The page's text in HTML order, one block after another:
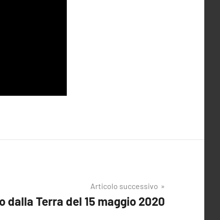
Articolo successivo
dalla Terra del 15 maggio 2020